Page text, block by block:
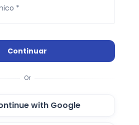
*
Continuar
Or
with Google